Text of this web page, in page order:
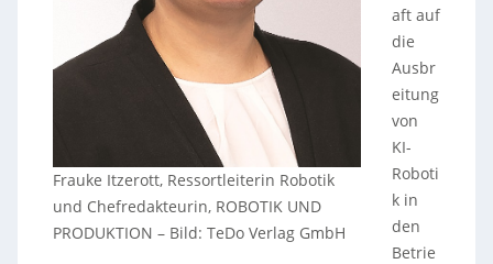
Frauke Itzerott, Ressortleiterin Robotik
und Chefredakteurin, ROBOTIK UND
PRODUKTION – Bild: TeDo Verlag GmbH
aft auf
die
Ausbr
eitung
von
KI-
Roboti
k in
den
Betrie